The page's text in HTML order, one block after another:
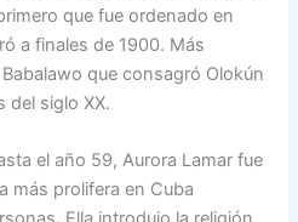
que fue ordenado en
a finales de 1900. Más
que consagró Olokún
del siglo XX.
el año 59, Aurora Lamar fue
más prolifera en Cuba